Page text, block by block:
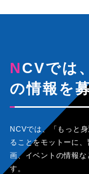
NCVでは、視聴者さまから
の情報を
NCVでは、「もっと
ることをモットーに
画、イベントの情報
す。